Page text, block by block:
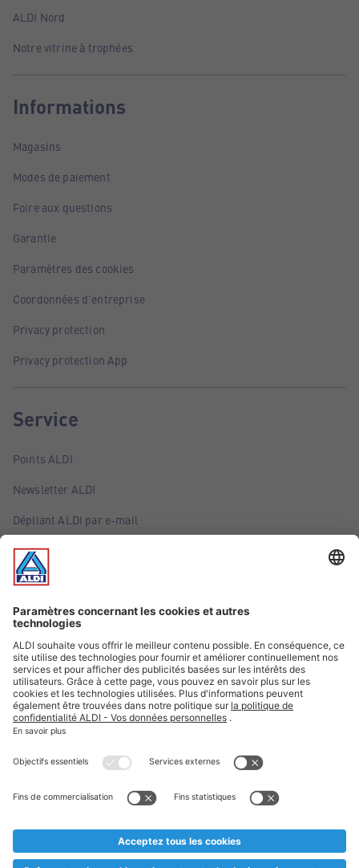
ALDI Nord
Notre vitrine à trophées
Informations
Magasins
Modes de paiement
Foire aux questions
Garantie
Paramètres des cookies
Coordonnées d'entreprise
Privacy protection
Privacy protection App
Service
Points ALDI
Newsletter ALDI
Dépliant ALDI par e-mail
Offres
Infos essentielles
Suivez ALDI Belgique
Textes marqués d'un astérisque et mentions légales
* Nous vendons ces articles temporairement et jusqu'à
au cas où, malgré le planning bien étudié, nous serions
prématurément en rupture de stock. Prix Recupel et TVA incl.
** Sur ce site, l’utilisation de la forme masculine a été adoptée